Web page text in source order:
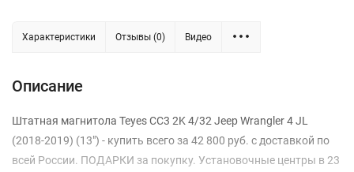
Характеристики Отзывы (0) Видео
Описание
Штатная магнитола Teyes CC3 2K 4/32 Jeep Wrangler 4 JL
(2018-2019) (13") - купить всего за 42 800 руб. с доставкой по
всей России. ПОДАРКИ за покупку. Установочные центры в 23